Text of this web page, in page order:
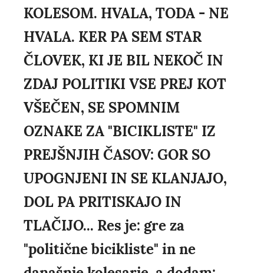
KOLESOM. HVALA, TODA - NE
HVALA. KER PA SEM STAR
ČLOVEK, KI JE BIL NEKOČ IN
ZDAJ POLITIKI VSE PREJ KOT
VŠEČEN, SE SPOMNIM
OZNAKE ZA "BICIKLISTE" IZ
PREJŠNJIH ČASOV: GOR SO
UPOGNJENI IN SE KLANJAJO,
DOL PA PRITISKAJO IN
TLAČIJO... Res je: gre za
"politične bicikliste" in ne